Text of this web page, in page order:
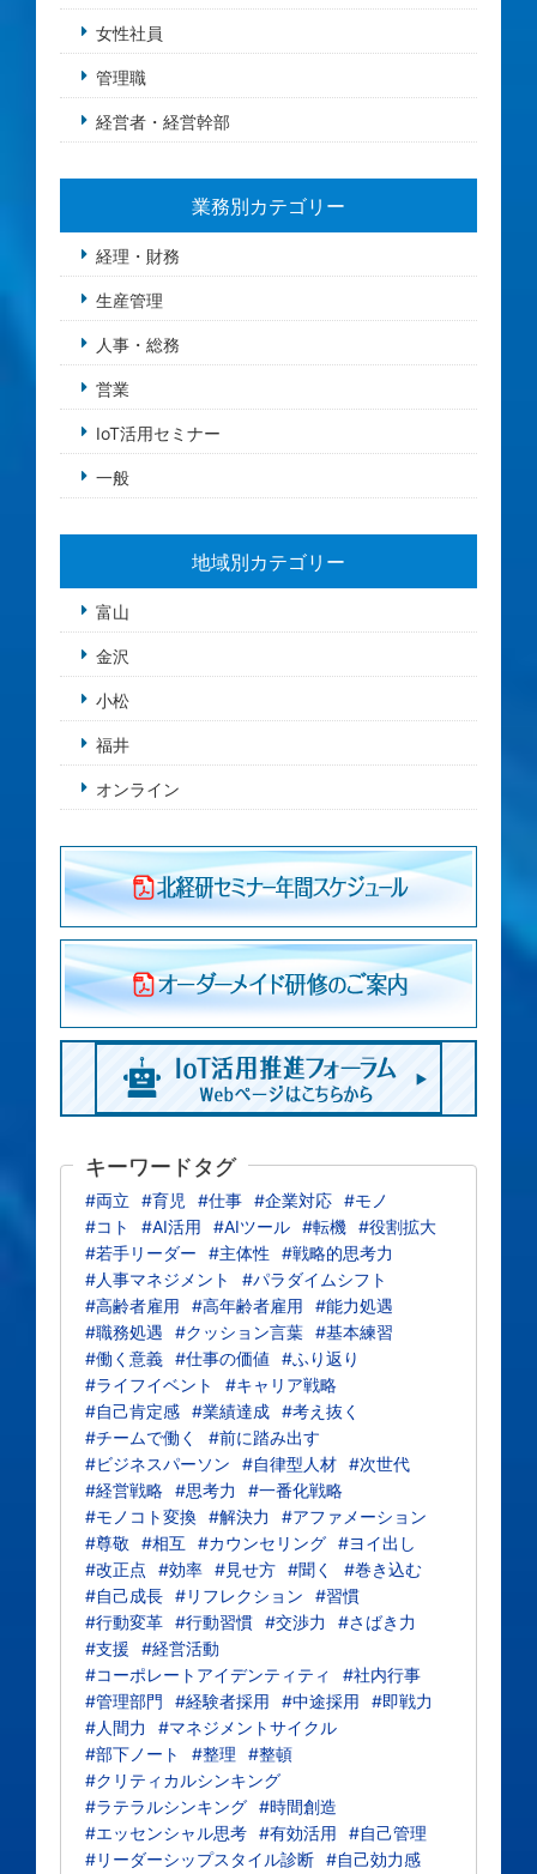
女性社員
管理職
経営者・経営幹部
業務別カテゴリー
経理・財務
生産管理
人事・総務
営業
IoT活用セミナー
一般
地域別カテゴリー
富山
金沢
小松
福井
オンライン
キーワードタグ
#両立 #育児 #仕事 #企業対応 #モノ
#コト
#AI活用 #AIツール #転機 #役割拡大
#若手リーダー
#主体性
#戦略的思考力
#人事マネジメント
#パラダイムシフト
#高齢者雇用
#高年齢者雇用
#能力処遇
#職務処遇
#クッション言葉 #基本練習
#働く意義 #仕事の価値
#ふり返り
#ライフイベント
#キャリア戦略
#自己肯定感 #業績達成 #考え抜く
#チームで働く
#前に踏み出す
#ビジネスパーソン
#自律型人材 #次世代
#経営戦略 #思考力
#一番化戦略
#モノコト変換 #解決力
#アファメーション
#尊敬
#相互 #カウンセリング #ヨイ出し
#改正点
#効率 #見せ方 #聞く
#巻き込む
#自己成長 #リフレクション
#習慣
#行動変革 #行動習慣 #交渉力
#さばき力
#支援
#経営活動
#コーポレートアイデンティティ
#社内行事
#管理部門
#経験者採用 #中途採用
#即戦力
#人間力
#マネジメントサイクル
#部下ノート
#整理
#整頓
#クリティカルシンキング
#ラテラルシンキング #時間創造
#エッセンシャル思考 #有効活用
#自己管理
#リーダーシップスタイル診断 #自己効力感